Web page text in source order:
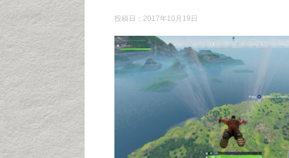
投稿日： 2017年10月19日